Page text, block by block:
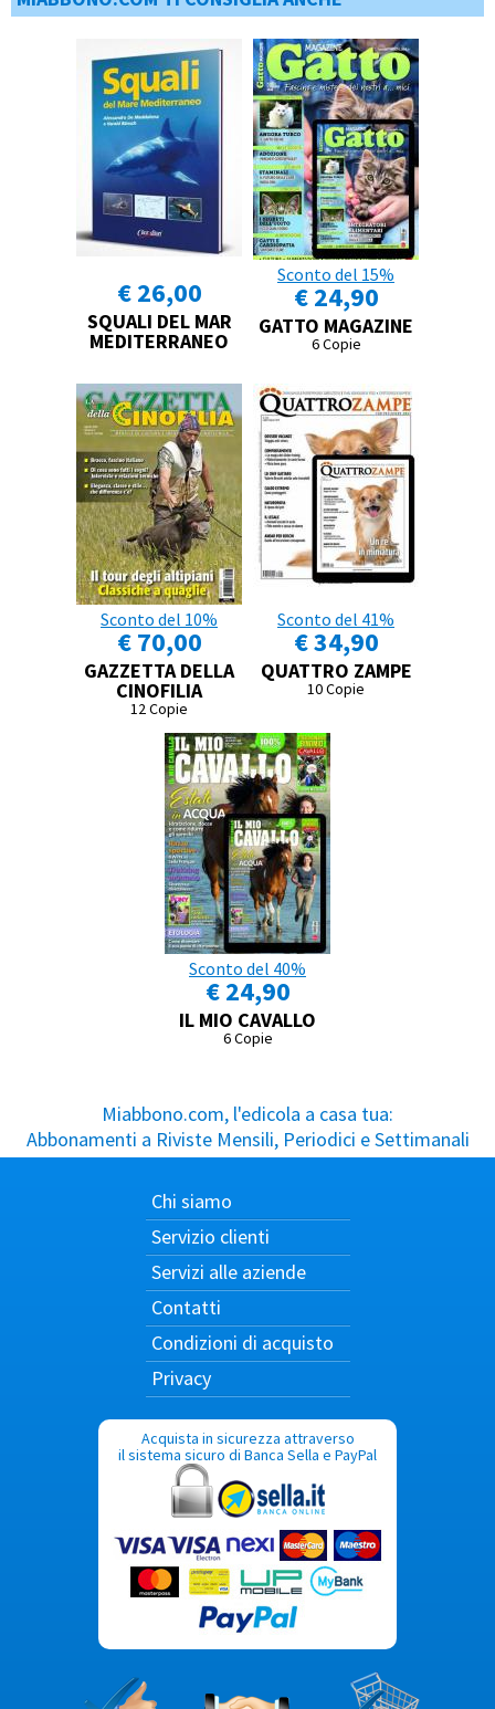
€ 26,00
SQUALI DEL MAR
MEDITERRANEO
Sconto del 15%
€ 24,90
GATTO MAGAZINE
6 Copie
Sconto del 10%
€ 70,00
GAZZETTA DELLA
CINOFILIA
12 Copie
Sconto del 41%
€ 34,90
QUATTRO ZAMPE
10 Copie
Sconto del 40%
€ 24,90
IL MIO CAVALLO
6 Copie
Miabbono.com, l'edicola a casa tua:
Abbonamenti a Riviste Mensili, Periodici e Settimanali
Chi siamo
Servizio clienti
Servizi alle aziende
Contatti
Condizioni di acquisto
Privacy
Acquista in sicurezza attraverso
il sistema sicuro di Banca Sella e PayPal